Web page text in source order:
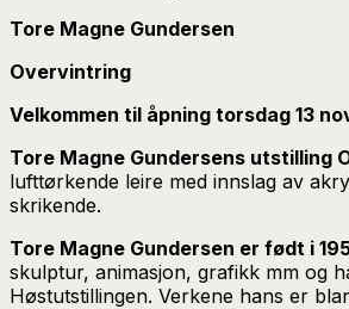
Tore Magne Gundersen
Overvintring
Velkommen til åpning torsdag 13
Tore Magne Gundersens utstilling
lufttørkende leire med innslag av
skrikende.
Tore Magne Gundersen er født i
skulptur, animasjon, grafikk mm og
Høstutstillingen. Verkene hans er